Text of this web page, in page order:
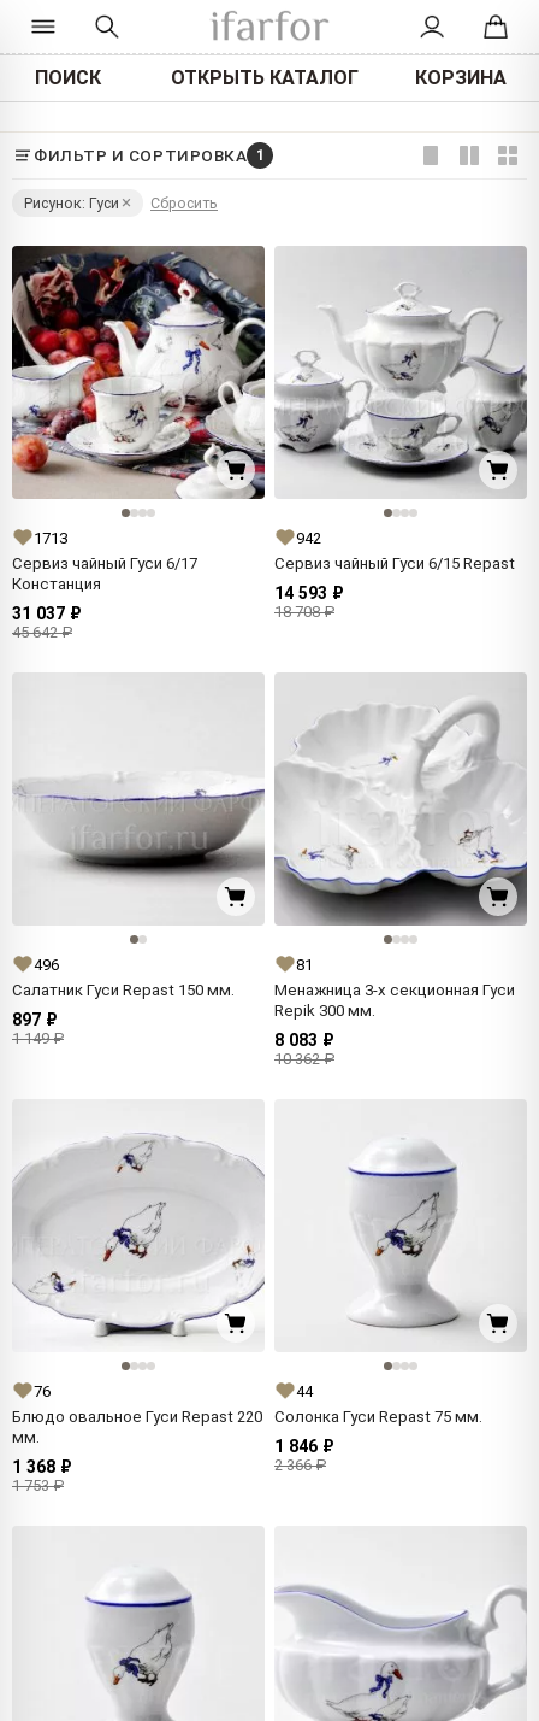
ПОИСК ОТКРЫТЬ КАТАЛОГ КОРЗИНА
ФИЛЬТР И СОРТИРОВКА 1
Рисунок: Гуси Сбросить
1713
Сервиз чайный Гуси 6/17
Констанция
31 037 ₽
45 642 ₽
942
Сервиз чайный Гуси 6/15 Repast
14 593 ₽
18 708 ₽
496
Салатник Гуси Repast 150 мм.
897 ₽
1 149 ₽
81
Менажница 3-х секционная Гуси
Repik 300 мм.
8 083 ₽
10 362 ₽
76
Блюдо овальное Гуси Repast 220
мм.
1 368 ₽
1 753 ₽
44
Солонка Гуси Repast 75 мм.
1 846 ₽
2 366 ₽